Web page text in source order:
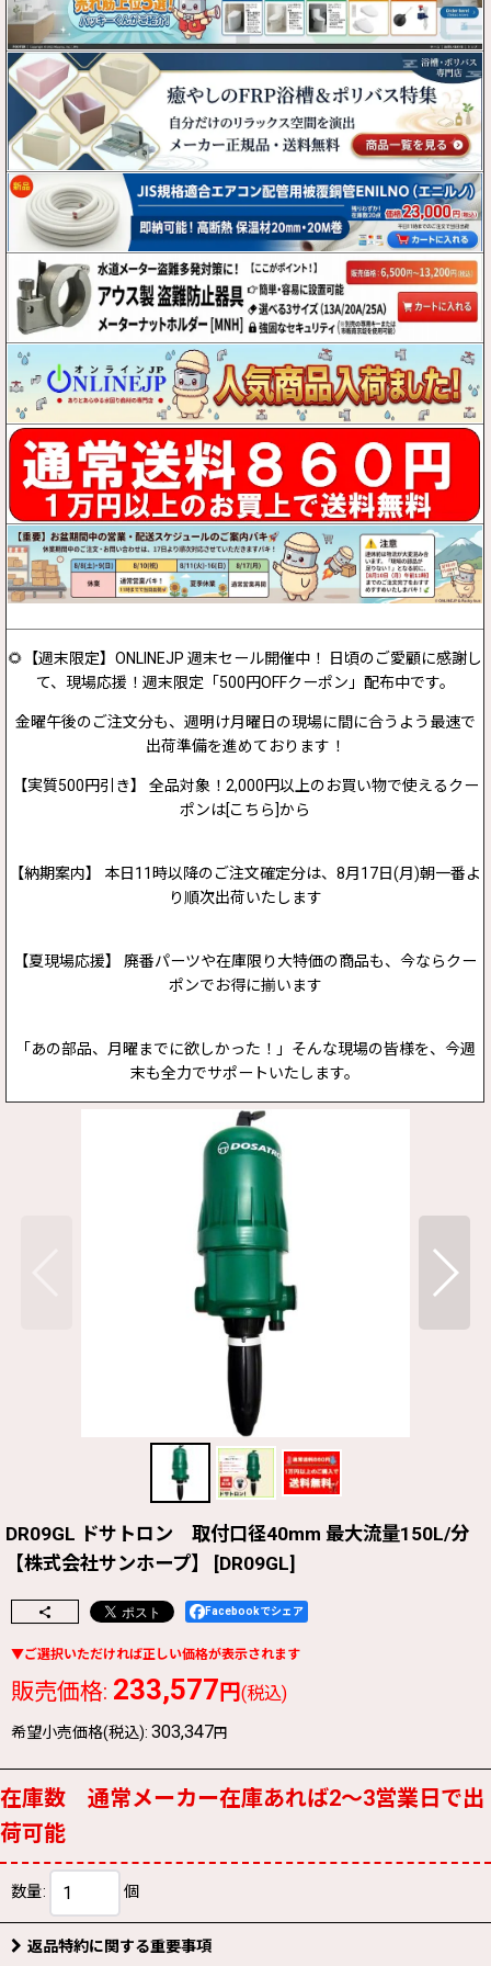
🌻【週末限定】ONLINEJP 週末セール開催中！ 日頃のご愛顧に感謝し
て、現場応援！週末限定「500円OFFクーポン」配布中です。
金曜午後のご注文分も、週明け月曜日の現場に間に合うよう最速で
出荷準備を進めております！
【実質500円引き】 全品対象！2,000円以上のお買い物で使えるクー
ポンは[こちら]から
【納期案内】 本日11時以降のご注文確定分は、8月17日(月)朝一番よ
り順次出荷いたします
【夏現場応援】 廃番パーツや在庫限り大特価の商品も、今ならクー
ポンでお得に揃います
「あの部品、月曜までに欲しかった！」そんな現場の皆様を、今週
末も全力でサポートいたします。
DR09GL ドサトロン 取付口径40mm 最大流量150L/分
【株式会社サンホープ】
[DR09GL]
Facebookでシェア
販売価格: 233,577円(税込)
希望小売価格(税込): 303,347円
在庫数 通常メーカー在庫あれば2〜3営業日で出
荷可能
数量: 個
返品特約に関する重要事項